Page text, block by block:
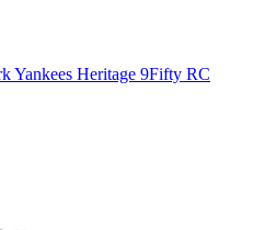
Yankees Heritage 9Fifty RC